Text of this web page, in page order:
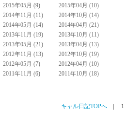
2015年05月 (9)
2015年04月 (10)
2014年11月 (11)
2014年10月 (14)
2014年05月 (14)
2014年04月 (21)
2013年11月 (19)
2013年10月 (11)
2013年05月 (21)
2013年04月 (13)
2012年11月 (13)
2012年10月 (19)
2012年05月 (7)
2012年04月 (10)
2011年11月 (6)
2011年10月 (18)
キャル日記TOPへ 1